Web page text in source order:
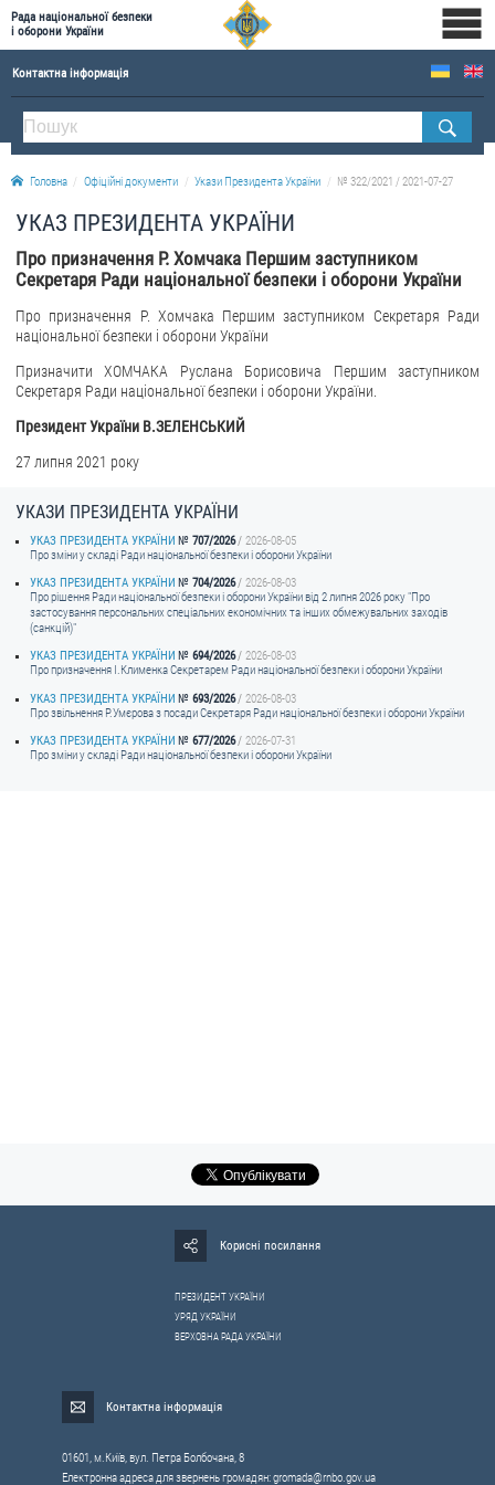
Рада національної безпеки
і оборони України
Контактна інформація
ПРО РНБОУ
Склад Ради національної безпеки і оборони України
Апарат Ради національної безпеки і оборони України
Правова основа діяльності Ради національної безпеки і оборони України
Історична довідка про діяльність Ради національної безпеки і оборони України
ПРЕСЦЕНТР
Новини
Drone Deals
Фотогалерея
Звернення громадян
Електронне звернення
ДОСТУП ДО ПУБЛІЧНОЇ ІНФОРМАЦІЇ
Організація доступу до публічної інформації
Облік публічної інформації
Головна Офіційні документи Укази Президента України № 322/2021 / 2021-07-27
УКАЗ ПРЕЗИДЕНТА УКРАЇНИ
Про призначення Р. Хомчака Першим заступником
Секретаря Ради національної безпеки і оборони України
Про призначення Р. Хомчака Першим заступником Секретаря Ради
національної безпеки і оборони України
Призначити ХОМЧАКА Руслана Борисовича Першим заступником
Секретаря Ради національної безпеки і оборони України.
Президент України В.ЗЕЛЕНСЬКИЙ
27 липня 2021 року
УКАЗИ ПРЕЗИДЕНТА УКРАЇНИ
УКАЗ ПРЕЗИДЕНТА УКРАЇНИ 707/2026
2026-08-05
Про зміни у складі Ради національної безпеки і оборони України
УКАЗ ПРЕЗИДЕНТА УКРАЇНИ
704/2026
2026-08-03
Про рішення Ради національної безпеки і оборони України від 2 липня 2026 року "Про
застосування персональних спеціальних економічних та інших обмежувальних заходів
(санкцій)"
УКАЗ ПРЕЗИДЕНТА УКРАЇНИ
694/2026
2026-08-03
Про призначення I.Клименка Секретарем Ради національної безпеки і оборони України
УКАЗ ПРЕЗИДЕНТА УКРАЇНИ
693/2026
2026-08-03
Про звільнення Р.Умєрова з посади Секретаря Ради національної безпеки і оборони України
УКАЗ ПРЕЗИДЕНТА УКРАЇНИ
677/2026
2026-07-31
Про зміни у складі Ради національної безпеки і оборони України
Корисні посилання
ПРЕЗИДЕНТ УКРАЇНИ
УРЯД УКРАЇНИ
ВЕРХОВНА РАДА УКРАЇНИ
Контактна інформація
01601, м.Київ, вул. Петра Болбочана, 8
Електронна адреса для звернень громадян:gromada@rnbo.gov.ua